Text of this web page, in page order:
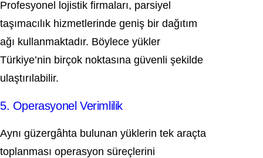
Profesyonel lojistik firmaları, parsiyel
taşımacılık hizmetlerinde geniş bir dağıtım
ağı kullanmaktadır. Böylece yükler
Türkiye’nin birçok noktasına güvenli şekilde
ulaştırılabilir.
5. Operasyonel Verimlilik
Aynı güzergâhta bulunan yüklerin tek araçta
toplanması operasyon süreçlerini